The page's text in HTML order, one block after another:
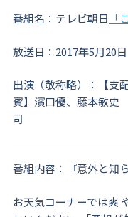
番組名：テレビ朝日
放送日：2017年5月20
出演（敬称略）：【
賓】濱口優、藤本敏史
司
番組内容：『意外と知
お天気コーナーでは爽